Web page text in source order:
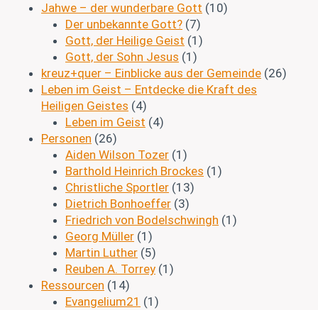
Jahwe – der wunderbare Gott (10)
Der unbekannte Gott? (7)
Gott, der Heilige Geist (1)
Gott, der Sohn Jesus (1)
kreuz+quer – Einblicke aus der Gemeinde (26)
Leben im Geist – Entdecke die Kraft des
Heiligen Geistes (4)
Leben im Geist (4)
Personen (26)
Aiden Wilson Tozer (1)
Barthold Heinrich Brockes (1)
Christliche Sportler (13)
Dietrich Bonhoeffer (3)
Friedrich von Bodelschwingh (1)
Georg Müller (1)
Martin Luther (5)
Reuben A. Torrey (1)
Ressourcen (14)
Evangelium21 (1)